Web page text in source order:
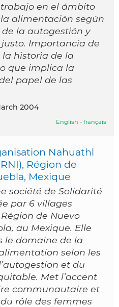
en el ámbito
alimentación según
la autogestión y
Importancia de
historia de la
que implica la
papel de las
2004
English - français
Nahuathl
Région de
Mexique
société de Solidarité
par 6 villages
de Nuevo
au Mexique. Elle
le domaine de la
selon les
et du
Met l’accent
communautaire et
rôle des femmes